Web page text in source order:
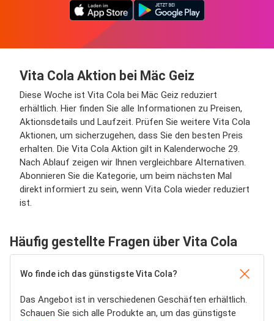
Vita Cola Aktion bei Mäc Geiz
Diese Woche ist Vita Cola bei Mäc Geiz reduziert
erhältlich. Hier finden Sie alle Informationen zu Preisen,
Aktionsdetails und Laufzeit. Prüfen Sie weitere Vita Cola
Aktionen, um sicherzugehen, dass Sie den besten Preis
erhalten. Die Vita Cola Aktion gilt in Kalenderwoche 29.
Nach Ablauf zeigen wir Ihnen vergleichbare Alternativen.
Abonnieren Sie die Kategorie, um beim nächsten Mal
direkt informiert zu sein, wenn Vita Cola wieder reduziert
ist.
Häufig gestellte Fragen über Vita Cola
Wo finde ich das günstigste Vita Cola?
Das Angebot ist in verschiedenen Geschäften erhältlich.
Schauen Sie sich alle Produkte an, um das günstigste